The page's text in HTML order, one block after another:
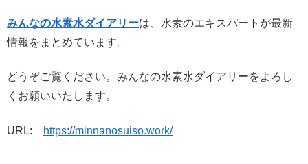
みんなの水素水ダイアリーは、水素のエキスパートが最新
情報をまとめています。
どうぞご覧ください。みんなの水素水ダイアリーをよろし
くお願いいたします。
URL: https://minnanosuiso.work/